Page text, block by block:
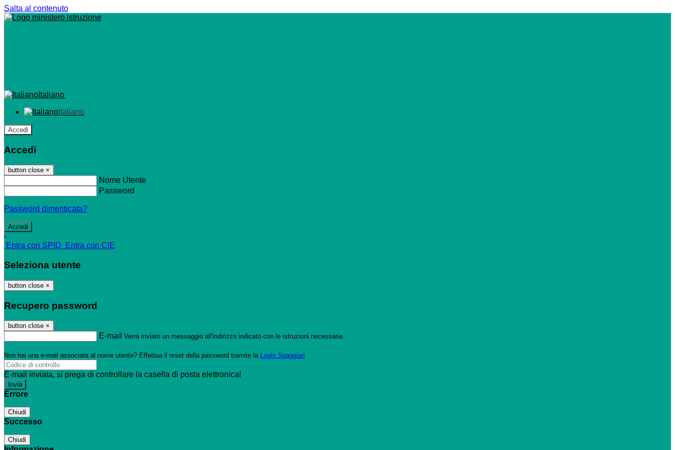
Salta al contenuto
Italiano
Italiano
Accedi
Accedi
button close ×
Nome Utente
Password
Password dimenticata?
-
Entra con SPID
Entra con CIE
Seleziona utente
button close ×
Recupero password
button close ×
E-mail Verrà inviato un messaggio all'indirizzo indicato con le istruzioni necessarie.
Non hai una e-mail associata al nome utente? Effettua il reset della password tramite la Login Spaggiari
E-mail inviata, si prega di controllare la casella di posta elettronica!
Errore
Chiudi
Successo
Chiudi